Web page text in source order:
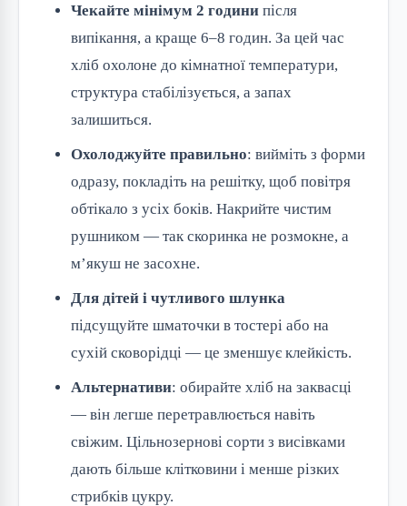
Чекайте мінімум 2 години після
випікання, а краще 6–8 годин. За цей час
хліб охолоне до кімнатної температури,
структура стабілізується, а запах
залишиться.
Охолоджуйте правильно: вийміть з форми
одразу, покладіть на решітку, щоб повітря
обтікало з усіх боків. Накрийте чистим
рушником — так скоринка не розмокне, а
м’якуш не засохне.
Для дітей і чутливого шлунка
підсущуйте шматочки в тостері або на
сухій сковорідці — це зменшує клейкість.
Альтернативи: обирайте хліб на заквасці
— він легше перетравлюється навіть
свіжим. Цільнозернові сорти з висівками
дають більше клітковини і менше різких
стрибків цукру.